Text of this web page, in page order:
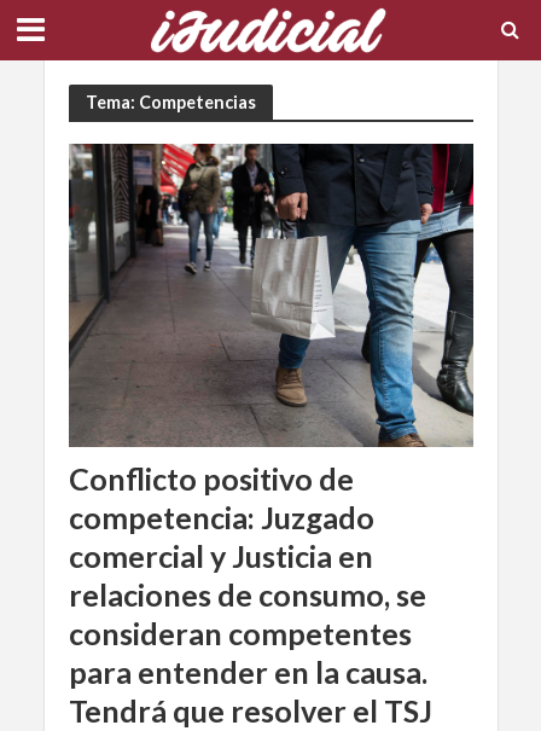
Tema: Competencias
Conflicto positivo de
competencia: Juzgado
comercial y Justicia en
relaciones de consumo, se
consideran competentes
para entender en la causa.
Tendrá que resolver el TSJ